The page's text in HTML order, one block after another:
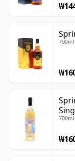
700ml
700ml